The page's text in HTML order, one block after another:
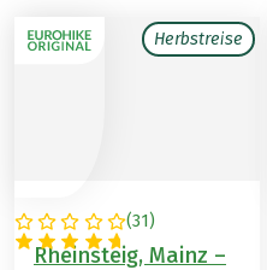
Herbstreise
(31)
DEUTSCHLAND
Rheinsteig, Mainz –